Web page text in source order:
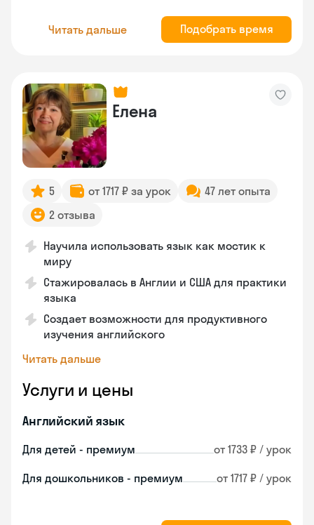
Читать дальше Подобрать время
Елена
5 от 1717 ₽ за урок
47 лет опыта
2 отзыва
Научила использовать язык как мостик к
миру
Стажировалась в Англии и США для практики
языка
Создает возможности для продуктивного
изучения английского
Читать дальше
Услуги и цены
Английский язык
Для детей - премиум от 1733 ₽ / урок
Для дошкольников - премиум от 1717 ₽ / урок